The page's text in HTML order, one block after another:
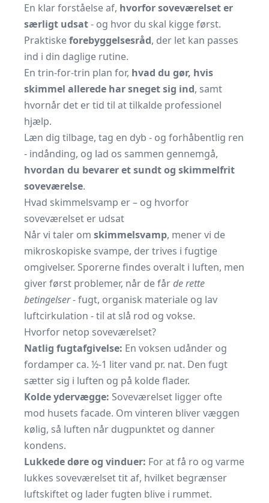
En klar forståelse af, hvorfor soveværelset er
særligt udsat- og hvor du skal kigge først.
Praktiskeforebyggelsesråd, der let kan passes
ind i din daglige rutine.
En trin-for-trin plan for, hvad du gør, hvis
skimmel allerede har sneget sig ind, samt
hvornår det er tid til at tilkalde professionel
hjælp.
Læn dig tilbage, tag en dyb - og forhåbentlig ren
- indånding, og lad os sammen gennemgå,
hvordan du bevarer et sundt og skimmelfrit
soveværelse.
Hvad skimmelsvamp er – og hvorfor
soveværelset er udsat
Når vi taler om skimmelsvamp, mener vi de
mikroskopiske svampe, der trives i fugtige
omgivelser. Sporerne findes overalt i luften, men
giver først problemer, når de fårde rette
betingelser- fugt, organisk materiale og lav
luftcirkulation - til at slå rod og vokse.
Hvorfor netop soveværelset?
Natlig fugtafgivelse: En voksen udånder og
fordamper ca. ½-1 liter vand pr. nat. Den fugt
sætter sig i luften og på kolde flader.
Kolde ydervægge: Soveværelset ligger ofte
mod husets facade. Om vinteren bliver væggen
kølig, så luften når dugpunktet og danner
kondens.
Lukkede døre og vinduer: For at få ro og varme
lukkes soveværelset tit af, hvilket begrænser
luftskiftet og lader fugten blive i rummet.